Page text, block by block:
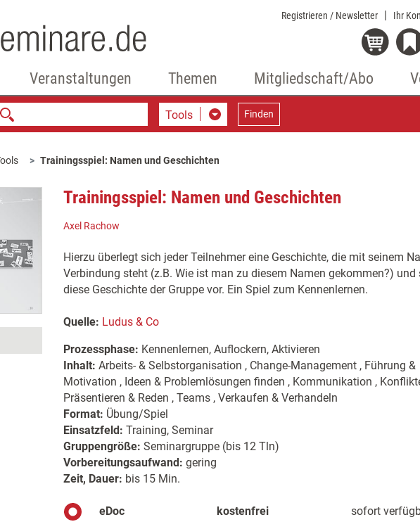
Registrieren / Newsletter Ihr
Veranstaltungen Themen Mitgliedschaft/Abo
Tools Finden
Trainingsspiel: Namen und Geschichten
Trainingsspiel: Namen und Geschichten
Axel Rachow
Hierzu überlegt sich jeder Teilnehmer eine Geschichte, die mit seinem
Verbindung steht (z.B. Wie ist man zu diesem Namen gekommen?) und
diese Geschichte der Gruppe vor. Ein Spiel zum Kennenlernen.
Quelle: Ludus & Co
Prozessphase: Kennenlernen, Auflockern, Aktivieren
Inhalt: Arbeits- & Selbstorganisation , Change-Management , Führung &
Motivation , Ideen & Problemlösungen finden , Kommunikation ,
Präsentieren & Reden , Teams , Verkaufen & Verhandeln
Format: Übung/Spiel
Einsatzfeld: Training, Seminar
Gruppengröße: Seminargruppe (bis 12 Tln)
Vorbereitungsaufwand: gering
Zeit, Dauer: bis 15 Min.
eDoc kostenfrei sofort